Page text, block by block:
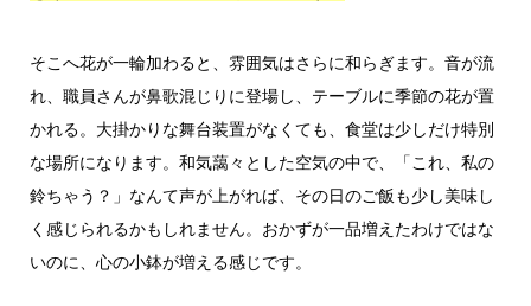
そこへ花が一輪加わると、雰囲気はさらに和らぎます。音が流
れ、職員さんが鼻歌混じりに登場し、テーブルに季節の花が置
かれる。大掛かりな舞台装置がなくても、食堂は少しだけ特別
な場所になります。和気藹々とした空気の中で、「これ、私の
鈴ちゃう？」なんて声が上がれば、その日のご飯も少し美味し
く感じられるかもしれません。おかずが一品増えたわけではな
いのに、心の小鉢が増える感じです。